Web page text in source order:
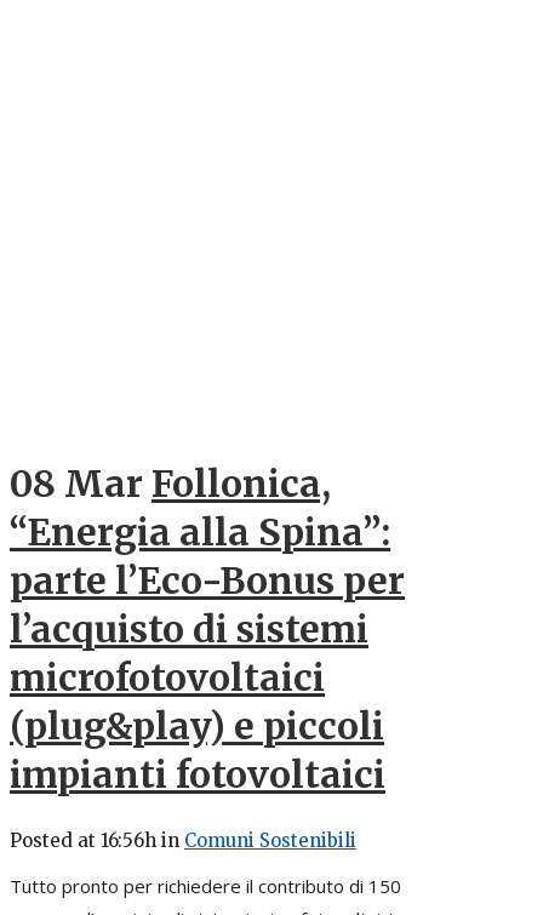
08 Mar Follonica,
“Energia alla Spina”:
parte l’Eco-Bonus per
l’acquisto di sistemi
microfotovoltaici
(plug&play) e piccoli
impianti fotovoltaici
Posted at 16:56h in Comuni Sostenibili
Tutto pronto per richiedere il contributo di 150